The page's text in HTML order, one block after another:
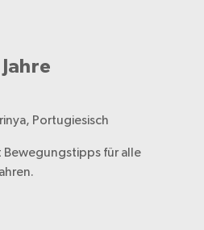
Portugiesisch
Bewegungstipps für alle